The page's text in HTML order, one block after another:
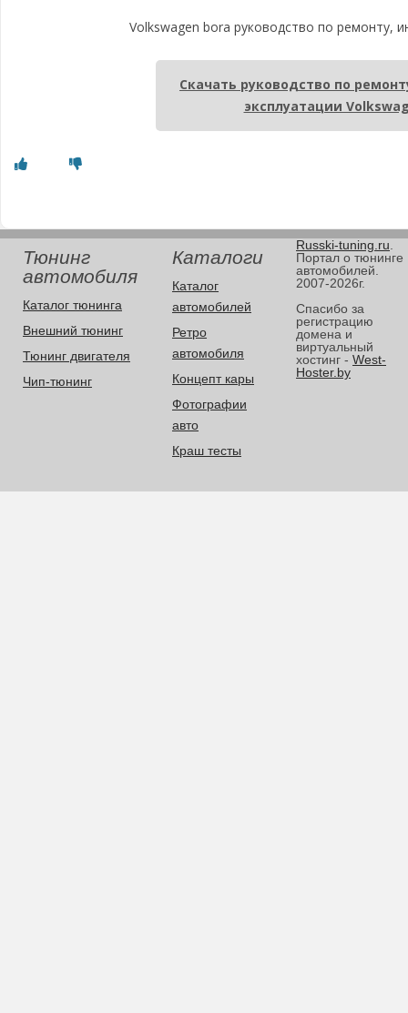
Volkswagen bora руководство по ремонту,
Скачать руководство по
эксплуатации
Тюнинг
автомобиля
Каталог тюнинга
Внешний тюнинг
Тюнинг двигателя
Чип-тюнинг
Каталоги
Каталог
автомобилей
Ретро
автомобиля
Концепт кары
Фотографии
авто
Краш тесты
Russki-tuning.ru
Портал о тюнинге
автомобилей.
2007-2026г.
Спасибо за
регистрацию
домена и
виртуальный
хостинг - West-
Hoster.by